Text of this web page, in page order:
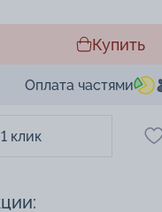
Купить
Оплата частями
клик